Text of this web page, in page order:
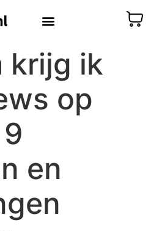
krijg ik
op
en